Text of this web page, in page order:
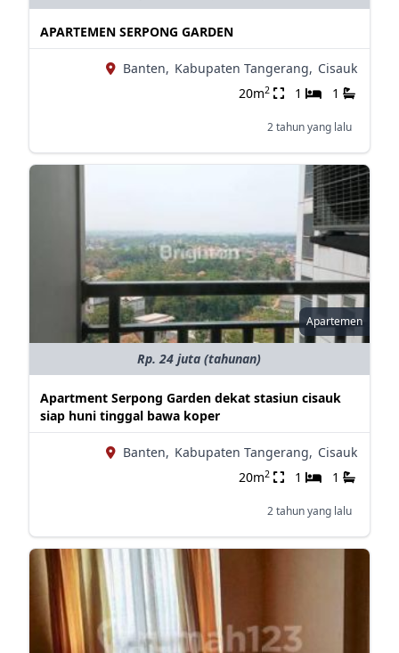
APARTEMEN SERPONG GARDEN
Banten, Kabupaten Tangerang, Cisauk
20m2 1 1
2 tahun yang lalu
Apartemen
Rp. 24 juta (tahunan)
Apartment Serpong Garden dekat stasiun cisauk
siap huni tinggal bawa koper
Banten, Kabupaten Tangerang, Cisauk
20m2 1 1
2 tahun yang lalu